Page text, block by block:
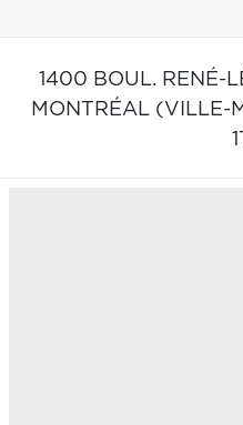
1400 BOUL. RENÉ-
MONTRÉAL (VILLE-